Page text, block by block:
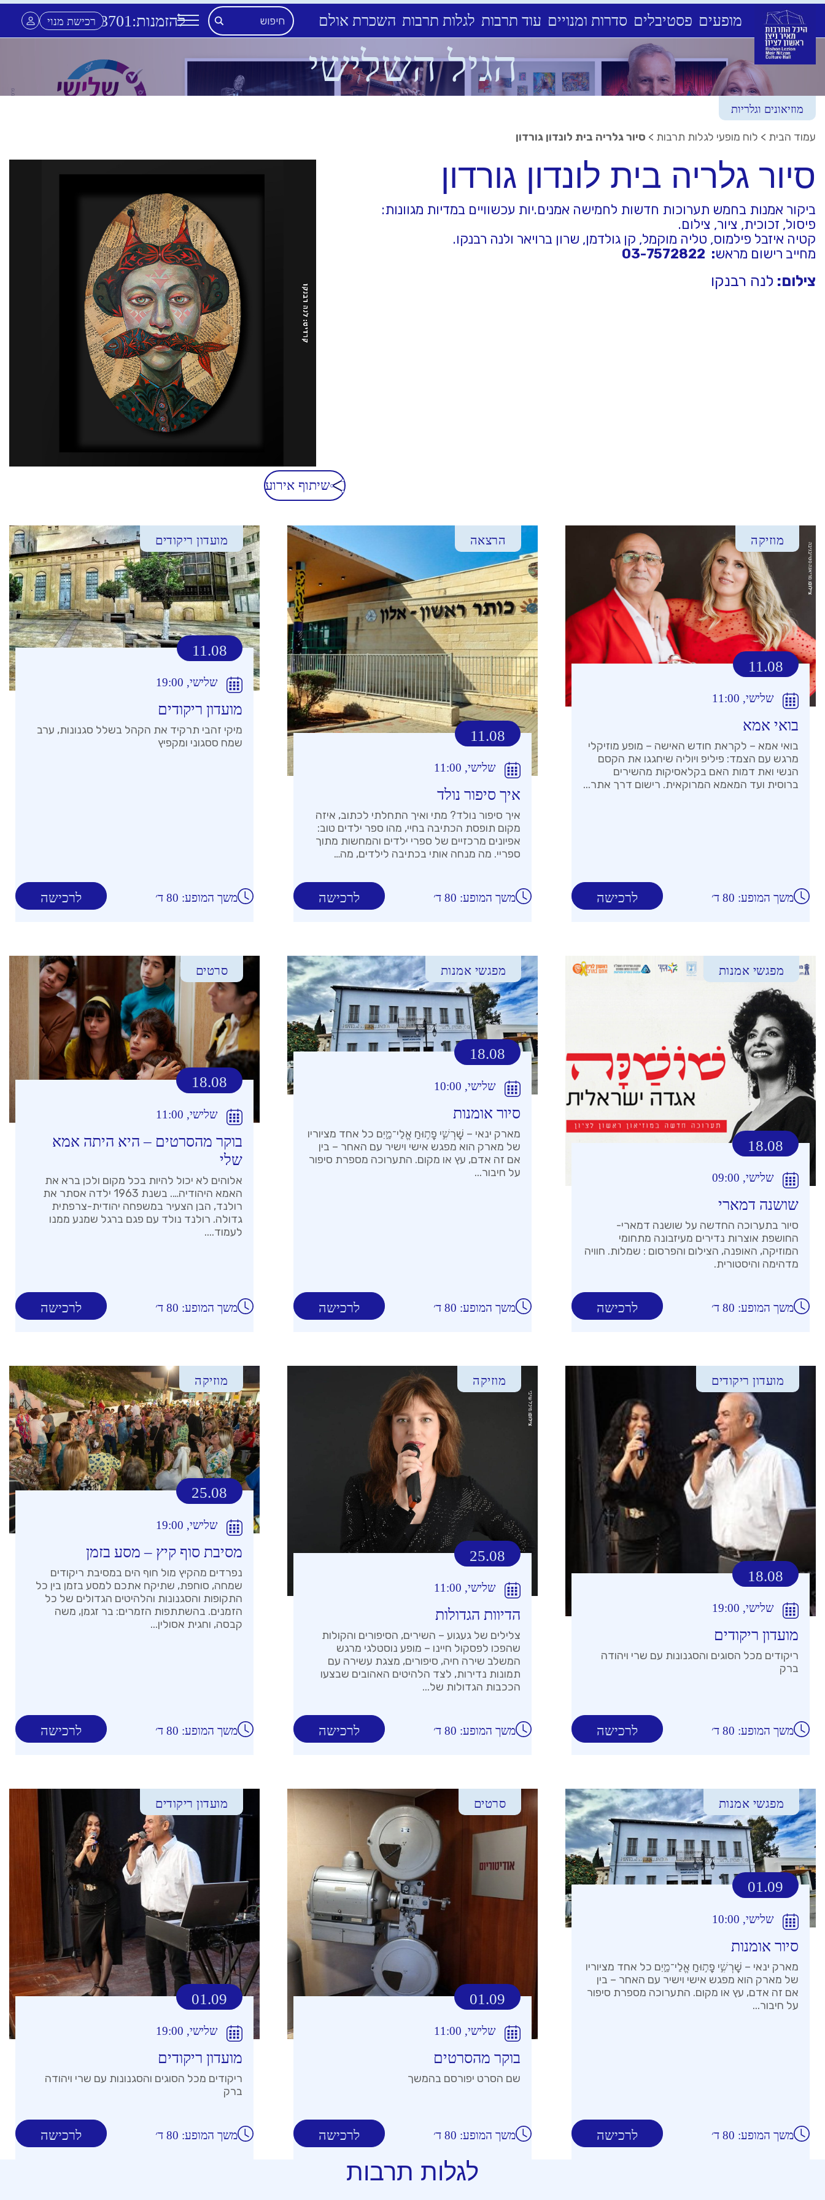
מופעים פסטיבלים סדרות ומנויים עוד תרבות לגלות תרבות השכרת אולם להזמנות: *3701 רכישת מנוי
הגיל השלישי
מוזיאונים וגלריות
עמוד הבית > לוח מופעי לגלות תרבות > סיור גלריה בית לונדון גורדון
סיור גלריה בית לונדון גורדון
ביקור אמנות בחמש תערוכות חדשות לחמישה אמנים.יות עכשוויים במדיות מגוונות:
פיסול, זכוכית, ציור, צילום.
קטיה איזבל פילמוס, טליה מוקמל, קן גולדמן, שרון ברויאר ולנה רבנקו.
מחייב רישום מראש: 03-7572822
צילום: לנה רבנקו
שיתוף אירוע
מוזיקה
11.08
שלישי, 11:00
בואי אמא
בואי אמא – לקראת חודש האישה – מופע מוזיקלי
מרגש עם הצמד: פיליפ ויוליה שיחגגו את הקסם
הנשי ואת דמות האם בקלאסיקות מהשירים
ברוסית ועד המאמא המרוקאית. רישום דרך אתר...
לרכישה משך המופע: 80 ד׳
הרצאה
11.08
שלישי, 11:00
איך סיפור נולד
איך סיפור נולד? מתי ואיך התחלתי לכתוב, איזה
מקום תופסת הכתיבה בחיי, מהו ספר ילדים טוב:
אפיונים מרכזיים של ספרי ילדים והמחשות מתוך
ספריי. מה מנחה אותי בכתיבה לילדים, מה…
לרכישה משך המופע: 80 ד׳
מועדון ריקודים
11.08
שלישי, 19:00
מועדון ריקודים
מיקי זהבי תרקיד את הקהל בשלל סגנונות, ערב
שמח ססגוני ומקפיץ
לרכישה משך המופע: 80 ד׳
מפגשי אמנות
18.08
שלישי, 09:00
שושנה דמארי
סיור בתערוכה החדשה על שושנה דמארי-
החושפת אוצרות נדירים מעיזבונה מתחומי
המוזיקה, האופנה, הצילום והפרסום : שמלות. חוויה
מדהימה והיסטורית.
לרכישה משך המופע: 80 ד׳
מפגשי אמנות
18.08
שלישי, 10:00
סיור אומנות
מארק ינאי – שׇׁרְשִׁ֣י פָת֣וּחַ אֱלֵי־מָ֑יִם כל אחד מציוריו
של מארק הוא מפגש אישי וישיר עם האחר – בין
אם זה אדם, עץ או מקום. התערוכה מספרת סיפור
על חיבור...
לרכישה משך המופע: 80 ד׳
סרטים
18.08
שלישי, 11:00
בוקר מהסרטים – היא היתה אמא
שלי
אלוהים לא יכול להיות בכל מקום ולכן ברא את
האמא היהודיה…. בשנת 1963 ילדה אסתר את
רולנד, הבן הצעיר במשפחה יהודית-צרפתית
גדולה. רולנד נולד עם פגם ברגל שמנע ממנו
לעמוד....
לרכישה משך המופע: 80 ד׳
מועדון ריקודים
18.08
שלישי, 19:00
מועדון ריקודים
ריקודים מכל הסוגים והסגנונות עם שרי ויהודה
ברק
לרכישה משך המופע: 80 ד׳
מוזיקה
25.08
שלישי, 11:00
הדיוות הגדולות
צלילים של געגוע – השירים, הסיפורים והקולות
שהפכו לפסקול חיינו – מופע נוסטלגי מרגש
המשלב שירה חיה, סיפורים, מצגת עשירה עם
תמונות נדירות, לצד הלהיטים האהובים שבצעו
הככבות הגדולות של...
לרכישה משך המופע: 80 ד׳
מוזיקה
25.08
שלישי, 19:00
מסיבת סוף קיץ – מסע בזמן
נפרדים מהקיץ מול חוף הים במסיבת ריקודים
שמחה, סוחפת, שתיקח אתכם למסע בזמן בין כל
התקופות והסגנונות והלהיטים הגדולים של כל
הזמנים. בהשתתפות הזמרים: בר זגמן, משה
קבסה, וחגית אסולין...
לרכישה משך המופע: 80 ד׳
מפגשי אמנות
01.09
שלישי, 10:00
סיור אומנות
מארק ינאי – שׇׁרְשִׁ֣י פָת֣וּחַ אֱלֵי־מָ֑יִם כל אחד מציוריו
של מארק הוא מפגש אישי וישיר עם האחר – בין
אם זה אדם, עץ או מקום. התערוכה מספרת סיפור
על חיבור...
לרכישה משך המופע: 80 ד׳
סרטים
01.09
שלישי, 11:00
בוקר מהסרטים
שם הסרט יפורסם בהמשך
לרכישה משך המופע: 80 ד׳
מועדון ריקודים
01.09
שלישי, 19:00
מועדון ריקודים
ריקודים מכל הסוגים והסגנונות עם שרי ויהודה
ברק
לרכישה משך המופע: 80 ד׳
לגלות תרבות